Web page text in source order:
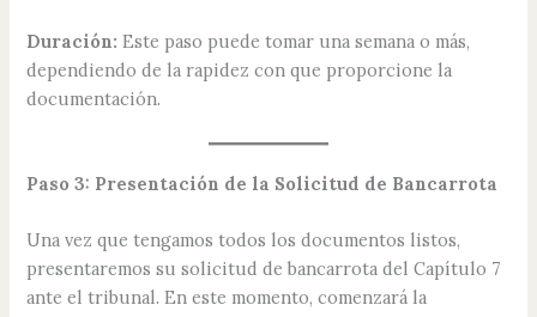
Duración: Este paso puede tomar una semana o más,
dependiendo de la rapidez con que proporcione la
documentación.
Paso 3: Presentación de la Solicitud de Bancarrota
Una vez que tengamos todos los documentos listos,
presentaremos su solicitud de bancarrota del Capítulo 7
ante el tribunal. En este momento, comenzará la